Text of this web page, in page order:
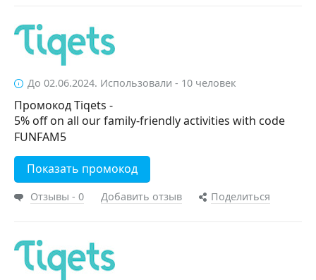
До 02.06.2024. Использовали - 10 человек
Промокод Tiqets -
5% off on all our family-friendly activities with code
FUNFAM5
Показать промокод
Отзывы - 0 Добавить отзыв Поделиться